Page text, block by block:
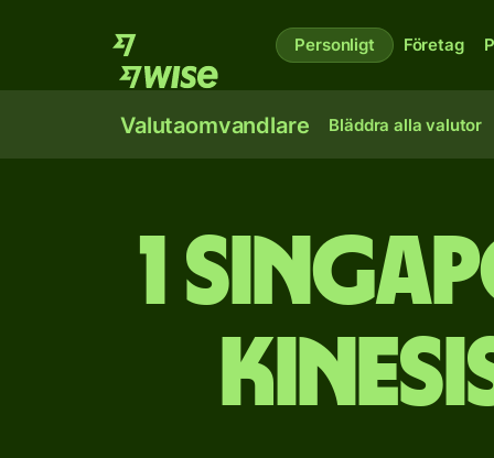
Personligt Företag
Valutaomvandlare Bläddra alla valutor
1